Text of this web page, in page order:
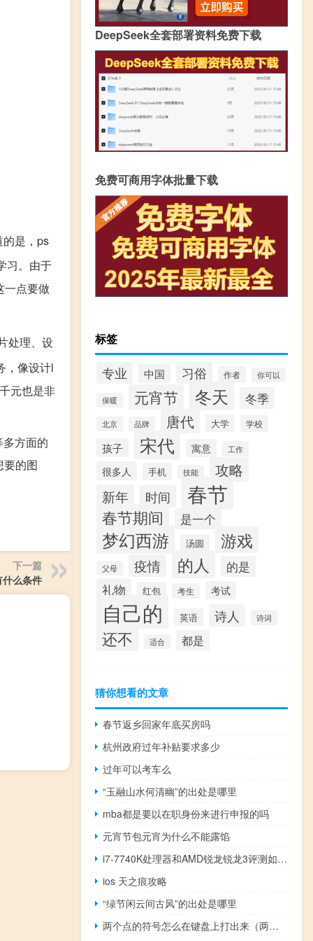
是，ps
习。由于
一点要做
处理、设
，像设计l
元也是非
方面的
要的图
下一篇
么条件
DeepSeek全套部署资料免费下载
免费可商用字体批量下载
标签
专业 中国 习俗 作者 你可以
保暖 元宵节 冬天 冬季
北京 品牌 唐代 大学 学校
孩子 宋代 寓意 工作
很多人 手机 技能 攻略
新年 时间 春节
春节期间 是一个
梦幻西游 汤圆 游戏
父母 疫情 的人 的是
礼物 红包 考生 考试
自己的 英语 诗人 诗词
还不 适合 都是
猜你想看的文章
春节返乡回家年底买房吗
杭州政府过年补贴要求多少
过年可以考车么
“玉融山水何清幽”的出处是哪里
mba都是要以在职身份来进行申报的吗
元宵节包元宵为什么不能露馅
i7-7740K处理器和AMD锐龙锐龙3评测如何？
ios 天之痕攻略
“绿节闲云间古风”的出处是哪里
两个点的符号怎么在键盘上打出来（两个点的符号）